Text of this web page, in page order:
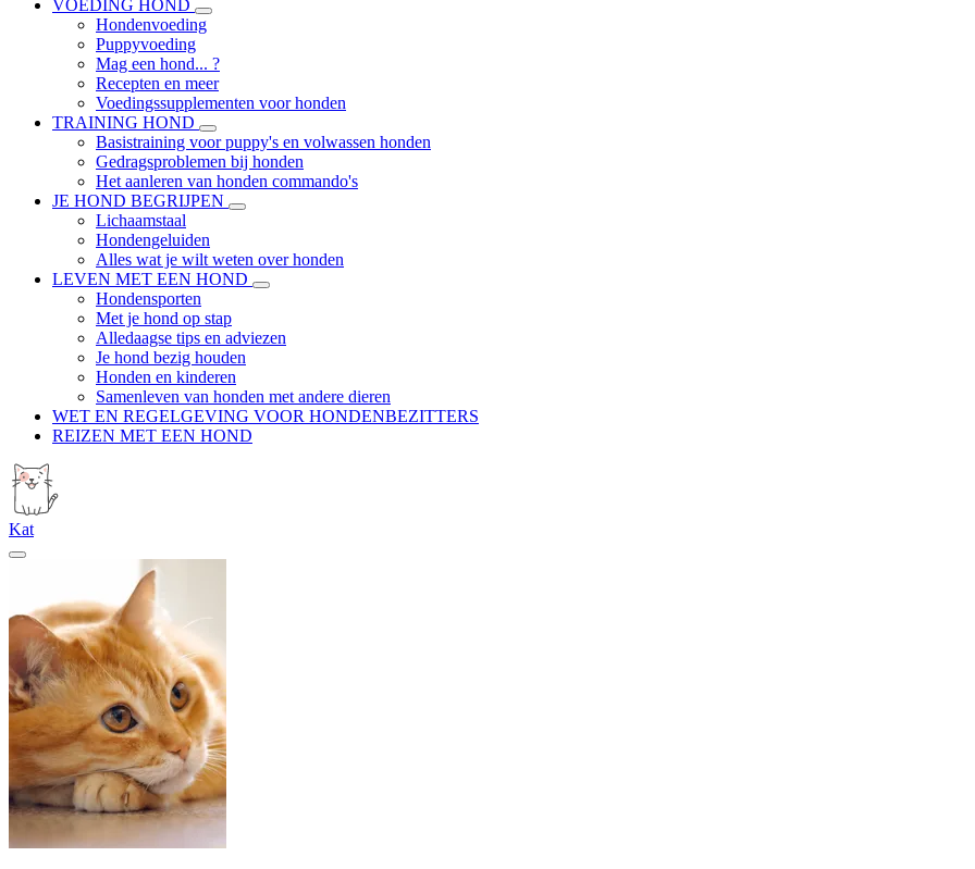
VOEDING HOND
Hondenvoeding
Puppyvoeding
Mag een hond... ?
Recepten en meer
Voedingssupplementen voor honden
TRAINING HOND
Basistraining voor puppy's en volwassen honden
Gedragsproblemen bij honden
Het aanleren van honden commando's
JE HOND BEGRIJPEN
Lichaamstaal
Hondengeluiden
Alles wat je wilt weten over honden
LEVEN MET EEN HOND
Hondensporten
Met je hond op stap
Alledaagse tips en adviezen
Je hond bezig houden
Honden en kinderen
Samenleven van honden met andere dieren
WET EN REGELGEVING VOOR HONDENBEZITTERS
REIZEN MET EEN HOND
Kat